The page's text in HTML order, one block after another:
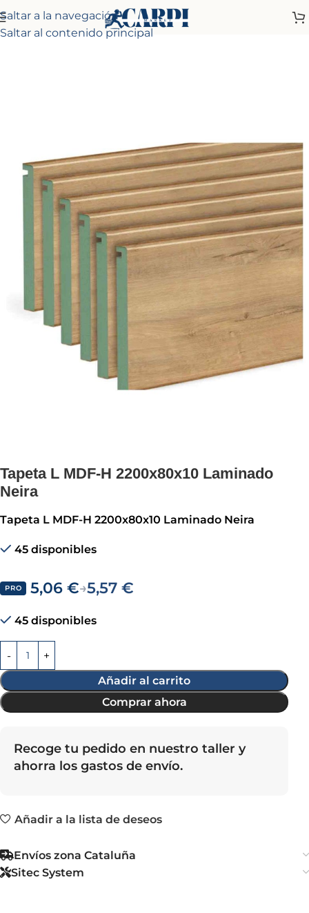
Saltar a la navegación
Saltar al contenido principal
Inicio Tienda Molduras Tapetas
Tapeta L MDF-H 2200x80x10 Laminado
Neira
Tapeta L MDF-H 2200x80x10 Laminado Neira
45 disponibles
PRO 5,06€→5,57€
45 disponibles
Añadir al carrito
Comprar ahora
Recoge tu pedido en nuestro taller y
ahorra los gastos de envío.
Añadir a la lista de deseos
Envíos zona Cataluña
Sitec System